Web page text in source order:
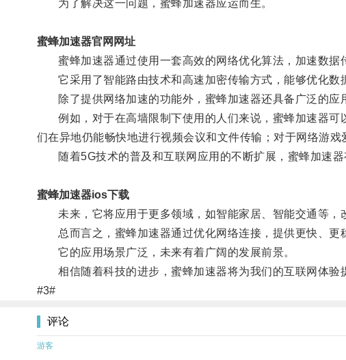
为了解决这一问题，蜜蜂加速器应运而生。
蜜蜂加速器官网网址
蜜蜂加速器通过使用一套高效的网络优化算法，加速数据
它采用了智能路由技术和高速加密传输方式，能够优化数
除了提供网络加速的功能外，蜜蜂加速器还具备广泛的应
例如，对于在高墙限制下使用的人们来说，蜜蜂加速器可
们在异地仍能畅快地进行视频会议和文件传输；对于网络游
随着5G技术的普及和互联网应用的不断扩展，蜜蜂加速器
蜜蜂加速器ios下载
未来，它将应用于更多领域，如智能家居、智能交通等，
总而言之，蜜蜂加速器通过优化网络连接，提供更快、更
它的应用场景广泛，未来有着广阔的发展前景。
相信随着科技的进步，蜜蜂加速器将为我们的互联网体验
#3#
评论
游客